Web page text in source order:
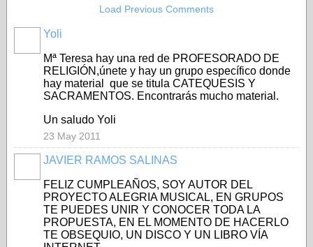
Load Previous Comments
Yoli
Mª Teresa hay una red de PROFESORADO DE
RELIGIÓN,únete y hay un grupo específico donde
hay material que se titula CATEQUESIS Y
SACRAMENTOS. Encontrarás mucho material.
Un saludo Yoli
23 May 2011
JAVIER RAMOS SALINAS
FELIZ CUMPLEAÑOS, SOY AUTOR DEL
PROYECTO ALEGRIA MUSICAL, EN GRUPOS
TE PUEDES UNIR Y CONOCER TODA LA
PROPUESTA, EN EL MOMENTO DE HACERLO
TE OBSEQUIO, UN DISCO Y UN LIBRO VÍA